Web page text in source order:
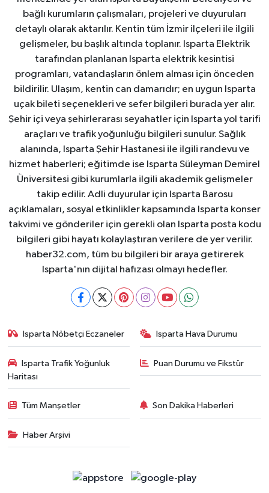
bağlı kurumların çalışmaları, projeleri ve duyuruları
detaylı olarak aktarılır. Kentin tüm İzmir ilçeleri ile ilgili
gelişmeler, bu başlık altında toplanır. Isparta Elektrik
tarafından planlanan Isparta elektrik kesintisi
programları, vatandaşların önlem alması için önceden
bildirilir. Ulaşım, kentin can damarıdır; en uygun Isparta
uçak bileti seçenekleri ve sefer bilgileri burada yer alır.
Şehir içi veya şehirlerarası seyahatler için Isparta yol tarifi
araçları ve trafik yoğunluğu bilgileri sunulur. Sağlık
alanında, Isparta Şehir Hastanesi ile ilgili randevu ve
hizmet haberleri; eğitimde ise Isparta Süleyman Demirel
Üniversitesi gibi kurumlarla ilgili akademik gelişmeler
takip edilir. Adli duyurular için Isparta Barosu
açıklamaları, sosyal etkinlikler kapsamında Isparta konser
takvimi ve gönderiler için gerekli olan Isparta posta kodu
bilgileri gibi hayatı kolaylaştıran verilere de yer verilir.
haber32.com, tüm bu bilgileri bir araya getirerek
Isparta'nın dijital hafızası olmayı hedefler.
Isparta Nöbetçi Eczaneler Isparta Hava Durumu
Isparta Trafik Yoğunluk
Haritası
Puan Durumu ve Fikstür
Tüm Manşetler Son Dakika Haberleri
Haber Arşivi